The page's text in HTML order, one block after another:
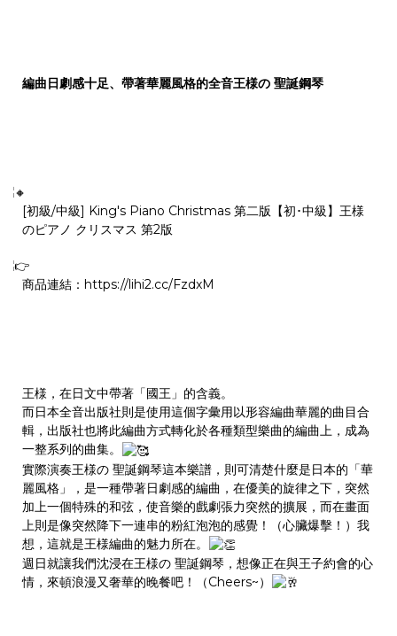
編曲日劇感十足、帶著華麗風格的全音王様の 聖誕鋼琴
[初級/中級] King's Piano Christmas 第二版【初･中級】王様
のピアノ クリスマス 第2版
商品連結： https://lihi2.cc/FzdxM
王様，在日文中帶著「國王」的含義。
而日本全音出版社則是使用這個字彙用以形容編曲華麗的曲目合
輯，出版社也將此編曲方式轉化於各種類型樂曲的編曲上，成為
一整系列的曲集。
實際演奏王様の 聖誕鋼琴這本樂譜，則可清楚什麼是日本的「華
麗風格」，是一種帶著日劇感的編曲，在優美的旋律之下，突然
加上一個特殊的和弦，使音樂的戲劇張力突然的擴展，而在畫面
上則是像突然降下一連串的粉紅泡泡的感覺！（心臟爆擊！）我
想，這就是王様編曲的魅力所在。
週日就讓我們沈浸在王様の 聖誕鋼琴，想像正在與王子約會的心
情，來頓浪漫又奢華的晚餐吧！（Cheers~）